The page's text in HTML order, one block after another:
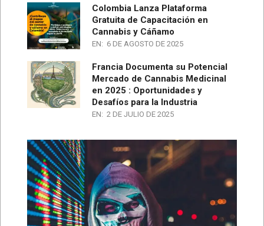
Colombia Lanza Plataforma
Gratuita de Capacitación en
Cannabis y Cáñamo
EN: 6 DE AGOSTO DE 2025
Francia Documenta su Potencial
Mercado de Cannabis Medicinal
en 2025 : Oportunidades y
Desafíos para la Industria
EN: 2 DE JULIO DE 2025